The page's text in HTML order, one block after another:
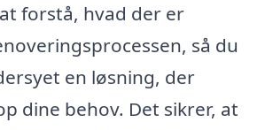
forstå, hvad der er
så du
en løsning, der
dine behov. Det sikrer, at